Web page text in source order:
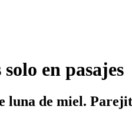
en pasajes
luna de miel.